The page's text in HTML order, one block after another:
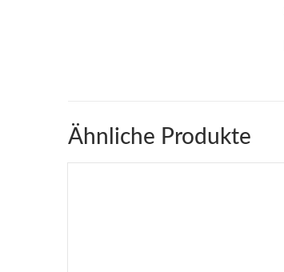
Ähnliche Produkte